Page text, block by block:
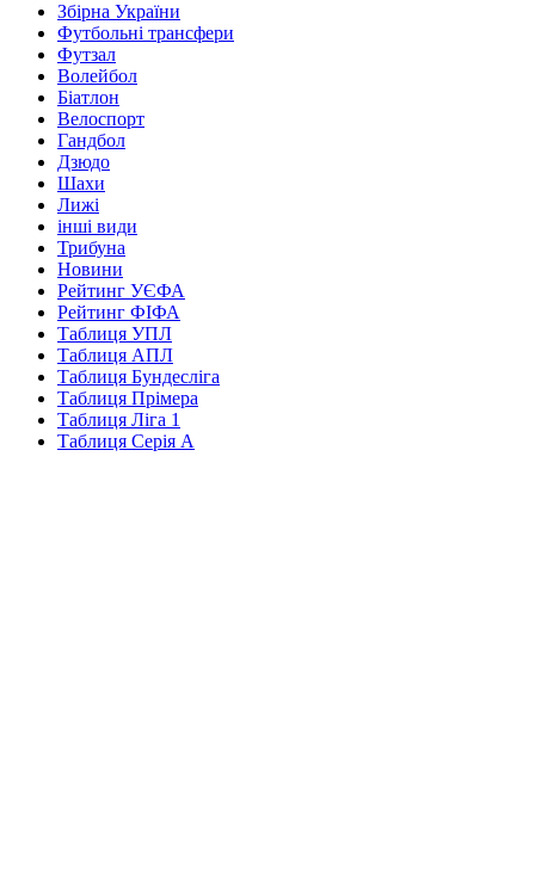
Збірна України
Футбольні трансфери
Футзал
Волейбол
Біатлон
Велоспорт
Гандбол
Дзюдо
Шахи
Лижі
інші види
Трибуна
Новини
Рейтинг УЄФА
Рейтинг ФІФА
Таблиця УПЛ
Таблиця АПЛ
Таблиця Бундесліга
Таблиця Прімера
Таблиця Ліга 1
Таблиця Серія А